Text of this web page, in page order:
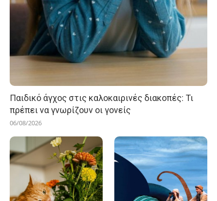
Παιδικό άγχος στις καλοκαιρινές διακοπές: Τι
πρέπει να γνωρίζουν οι γονείς
06/08/2026